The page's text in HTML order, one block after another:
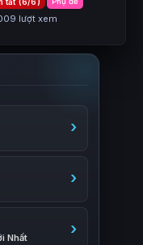
lượt xem
Nhất